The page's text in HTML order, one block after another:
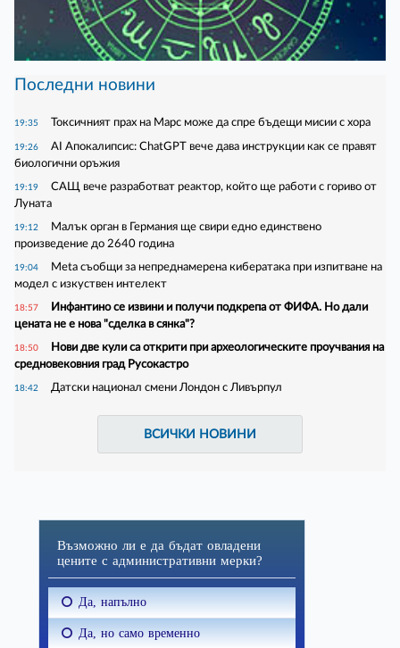
Последни новини
19:35 Токсичният прах на Марс може да спре бъдещи мисии с хора
19:26
AI Апокалипсис: ChatGPT вече дава инструкции как се правят
биологични оръжия
19:19
САЩ вече разработват реактор, който ще работи с гориво от
Луната
19:12
Малък орган в Германия ще свири едно единствено
произведение до 2640 година
19:04
Meta съобщи за непреднамерена кибератака при изпитване на
модел с изкуствен интелект
18:57
Инфантино се извини и получи подкрепа от ФИФА. Но дали
цената не е нова "сделка в сянка"?
18:50
Нови две кули са открити при археологическите проучвания на
средновековния град Русокастро
18:42 Датски национал смени Лондон с Ливърпул
ВСИЧКИ НОВИНИ